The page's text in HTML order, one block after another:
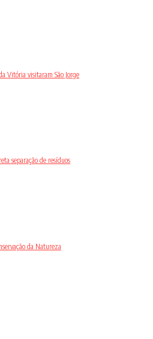
Vitória visitaram São Jorge
separação de resíduos
da Natureza